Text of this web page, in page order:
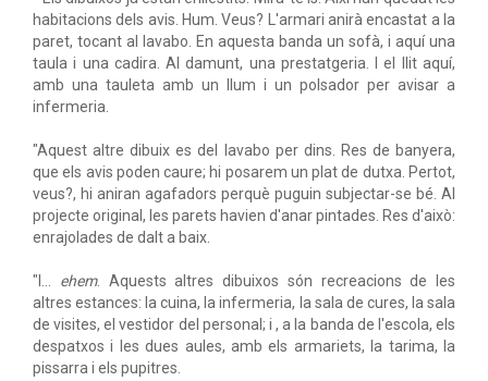
habitacions dels avis. Hum. Veus? L'armari anirà encastat a la
paret, tocant al lavabo. En aquesta banda un sofà, i aquí una
taula i una cadira. Al damunt, una prestatgeria. I el llit aquí,
amb una tauleta amb un llum i un polsador per avisar a
infermeria.
"Aquest altre dibuix es del lavabo per dins. Res de banyera,
que els avis poden caure; hi posarem un plat de dutxa. Pertot,
veus?, hi aniran agafadors perquè puguin subjectar-se bé. Al
projecte original, les parets havien d'anar pintades. Res d'això:
enrajolades de dalt a baix.
"I... ehem. Aquests altres dibuixos són recreacions de les
altres estances: la cuina, la infermeria, la sala de cures, la sala
de visites, el vestidor del personal; i , a la banda de l'escola, els
despatxos i les dues aules, amb els armariets, la tarima, la
pissarra i els pupitres.